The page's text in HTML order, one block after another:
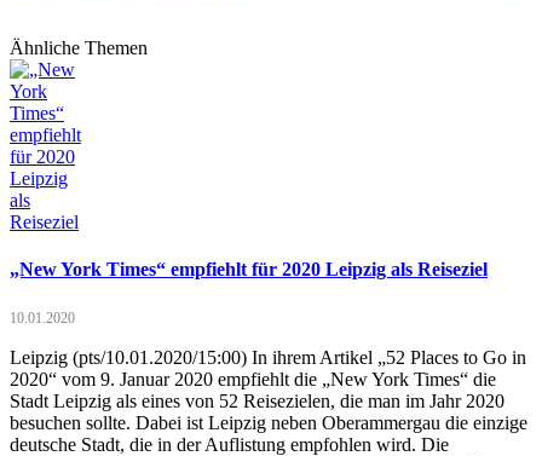
Ähnliche Themen
„New York Times“ empfiehlt für 2020 Leipzig als Reiseziel
10.01.2020
Leipzig (pts/10.01.2020/15:00) In ihrem Artikel „52 Places to Go in
2020“ vom 9. Januar 2020 empfiehlt die „New York Times“ die
Stadt Leipzig als eines von 52 Reisezielen, die man im Jahr 2020
besuchen sollte. Dabei ist Leipzig neben Oberammergau die einzige
deutsche Stadt, die in der Auflistung empfohlen wird. Die